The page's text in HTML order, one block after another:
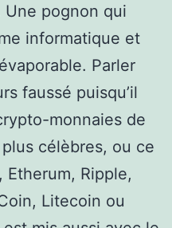
Une pognon qui
informatique et
Parler
faussé puisqu’il
monnaies de
célèbres, ou ce
Ripple,
Litecoin ou